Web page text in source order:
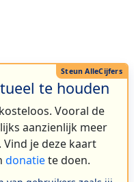
te houden
Vooral de
aanzienlijk meer
je deze kaart
donatiete doen.